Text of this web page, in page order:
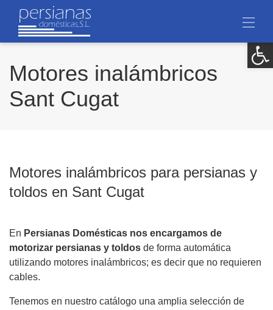
Motores inalámbricos
Sant Cugat
Motores inalámbricos para persianas y
toldos en Sant Cugat
En Persianas Domésticas nos encargamos de
motorizar persianas y toldos de forma automática
utilizando motores inalámbricos; es decir que no requieren
cables.
Tenemos en nuestro catálogo una amplia selección de